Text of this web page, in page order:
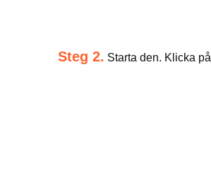
Steg 2. Starta den. Klicka på